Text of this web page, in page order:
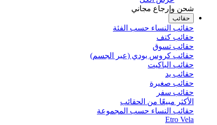
شحن وإرجاع مجاني
حقائب
حقائب النساء حسب الفئة
حقائب كتف
حقائب تسوق
حقائب كروس بودي (عبر الجسم)
حقائب الباكيت
حقائب يد
حقائب صغيرة
حقائب سفر
الأكثر مبيعًا من الحقائب
حقائب النساء حسب المجموعة
Etro Vela